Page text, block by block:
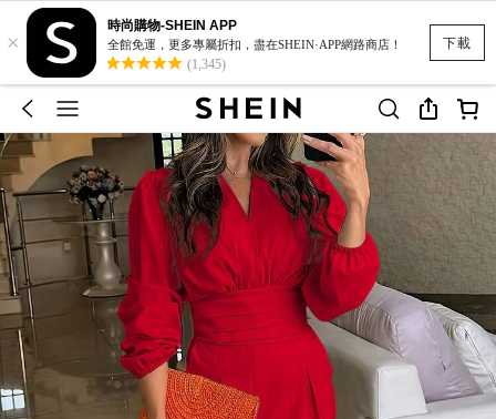
下載
×
時尚購物-SHEIN APP
全館免運，更多專屬折扣，盡在SHEIN·APP網路商店！
(1,345)